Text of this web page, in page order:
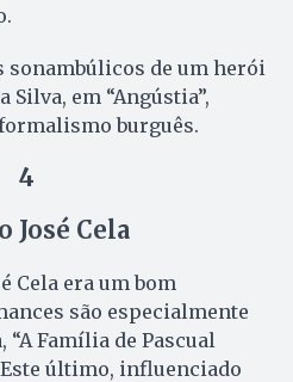
sonambúlicos de um herói
em “Angústia”,
burguês.
4
José Cela
Cela era um bom
são especialmente
Família de Pascual
Este último, influenciado